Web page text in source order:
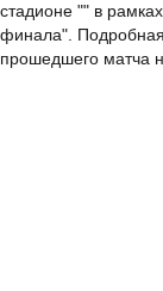
стадионе "" в
финала". Подробная
прошедшего матча